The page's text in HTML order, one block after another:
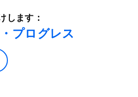
します：
プログレス